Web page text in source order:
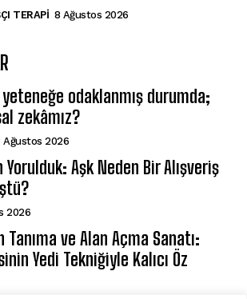
TERAPI 8 Ağustos 2026
odaklanmış durumda;
zekâmız?
Ağustos 2026
Aşk Neden Bir Alışveriş
2026
Tanıma ve Alan Açma Sanatı:
Yedi Tekniğiyle Kalıcı Öz